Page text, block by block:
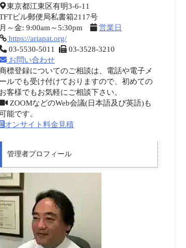
東京都江東区有明3-6-11
ビル郵便局私書箱2117号
月～金: 9:00am～5:30pm
営業日
https://ariapat.org/
03-5530-5011
03-3528-3210
お問い合わせ
標登録についてのご相談は、電話や電子メ
ールでも受け付けておりますので、初めての
お客様でもお気軽にご相談下さい。
ZOOMなどのWeb会議(日本語及び英語)も
能です。
オンサイト料金見積
管理者プロフィール